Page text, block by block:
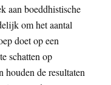
aan boeddhistische
om het aantal
doet op een
schatten op
houden de resultaten